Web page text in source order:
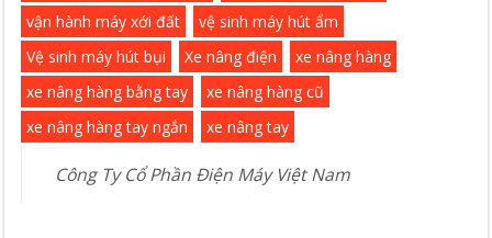
vận hành máy xới đất
vệ sinh máy hút ẩm
Vệ sinh máy hút bụi
Xe nâng điện
xe nâng hàng
xe nâng hàng bằng tay
xe nâng hàng cũ
xe nâng hàng tay ngắn
xe nâng tay
Công Ty Cổ Phần Điện Máy Việt Nam